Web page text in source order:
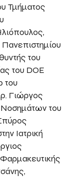
Τμήματος
Πανεπιστημίου
του
του DOE
του
Γιώργος
του
Ιατρική